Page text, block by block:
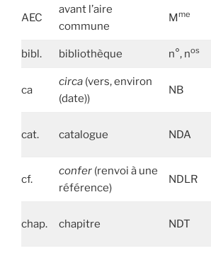
AEC
avant l’aire
commune
Mme
bibl. bibliothèque n°, nos
ca
circa(vers, environ
(date))
NB
cat. catalogue NDA
cf.
confer(renvoi à une
référence)
NDLR
chap. chapitre NDT